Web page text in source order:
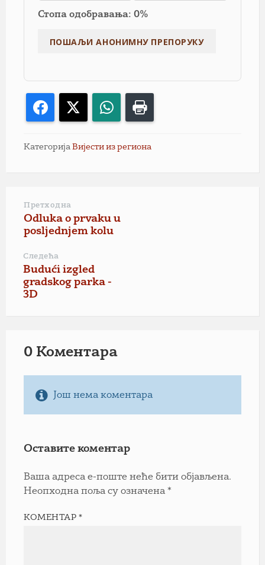
Стопа одобравања: 0%
Facebook WhatsApp
Категорија Вијести из региона
Претходна
Odluka o prvaku u
posljednjem kolu
Следећа
Budući izgled
gradskog parka -
3D
0 Коментарa
Још нема коментара
Оставите коментар
Ваша адреса е-поште неће бити објављена.
Неопходна поља су означена *
КОМЕНТАР*